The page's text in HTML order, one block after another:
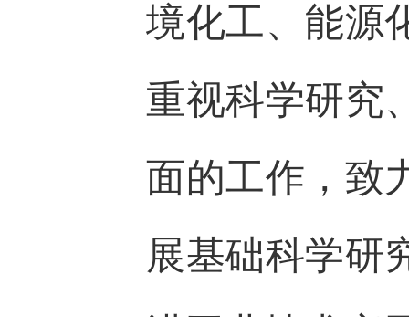
境化工、能源
重视科学研究
面的工作，致
展基础科学研